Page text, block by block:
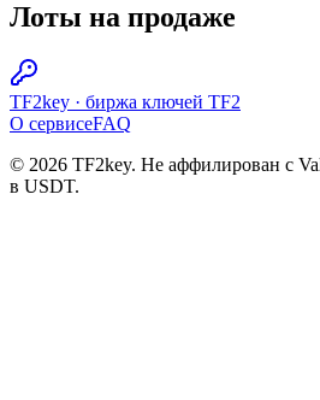
Лоты на продаже
TF2key · биржа ключей TF2
О сервисеFAQ
© 2026 TF2key. Не аффилирован с
в USDT.